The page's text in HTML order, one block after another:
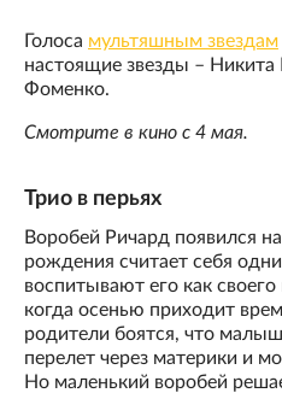
Голоса мультяшным звездам
настоящие звезды –
Фоменко.
Смотрите в кино с 4 мая.
Трио в перьях
Воробей Ричард появился
рождения считает себя
воспитывают его как
когда осенью приходит
родители боятся, что
перелет через материки и
Но маленький воробей